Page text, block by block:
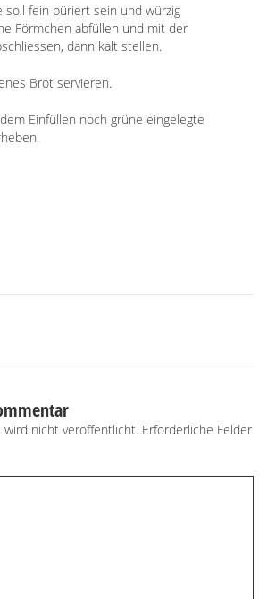
soll fein püriert sein und würzig
Förmchen abfüllen und mit der
dann kalt stellen.
Brot servieren.
Einfüllen noch grüne eingelegte
wird nicht veröffentlicht. Erforderliche Felder